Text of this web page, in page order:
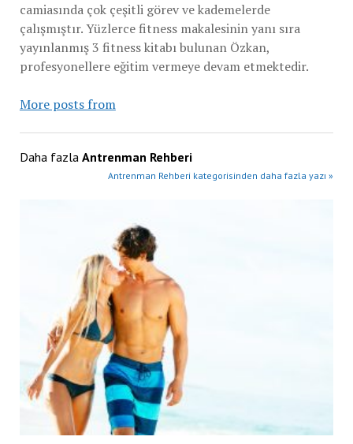
camiasında çok çeşitli görev ve kademelerde
çalışmıştır. Yüzlerce fitness makalesinin yanı sıra
yayınlanmış 3 fitness kitabı bulunan Özkan,
profesyonellere eğitim vermeye devam etmektedir.
More posts from
Daha fazla Antrenman Rehberi
Antrenman Rehberi kategorisinden daha fazla yazı »